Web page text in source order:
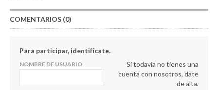
COMENTARIOS (0)
Para participar, identifícate.
NOMBRE DE USUARIO
Si todavía no tienes una
cuenta con nosotros, date
de alta.